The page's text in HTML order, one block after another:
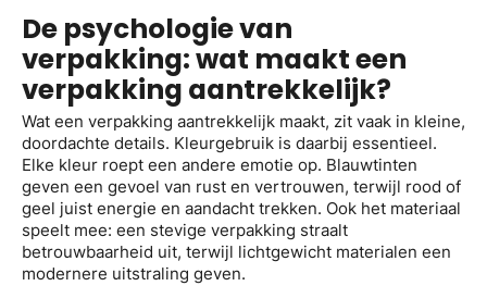
De psychologie van
verpakking: wat maakt een
verpakking aantrekkelijk?
Wat een verpakking aantrekkelijk maakt, zit vaak in kleine,
doordachte details. Kleurgebruik is daarbij essentieel.
Elke kleur roept een andere emotie op. Blauwtinten
geven een gevoel van rust en vertrouwen, terwijl rood of
geel juist energie en aandacht trekken. Ook het materiaal
speelt mee: een stevige verpakking straalt
betrouwbaarheid uit, terwijl lichtgewicht materialen een
modernere uitstraling geven.